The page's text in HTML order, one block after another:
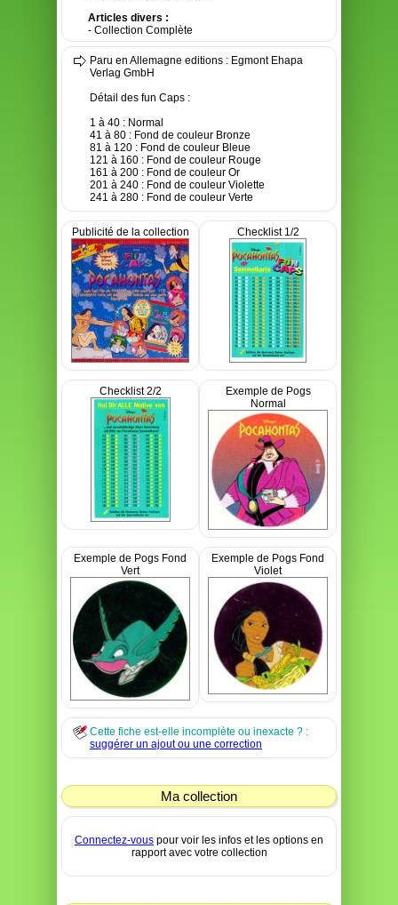
Articles divers :
- Collection Complète
Paru en Allemagne editions : Egmont Ehapa
Verlag GmbH
Détail des fun Caps :
1 à 40 : Normal
41 à 80 : Fond de couleur Bronze
81 à 120 : Fond de couleur Bleue
121 à 160 : Fond de couleur Rouge
161 à 200 : Fond de couleur Or
201 à 240 : Fond de couleur Violette
241 à 280 : Fond de couleur Verte
Publicité de la collection Checklist 1/2
Checklist 2/2
Exemple de Pogs
Normal
Exemple de Pogs Fond
Vert
Exemple de Pogs Fond
Violet
Cette fiche est-elle incomplète ou inexacte ? :
suggérer un ajout ou une correction
Ma collection
Connectez-vous pour voir les infos et les options en
rapport avec votre collection